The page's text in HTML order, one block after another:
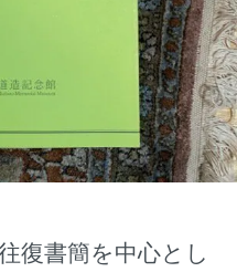
書簡を中心とし